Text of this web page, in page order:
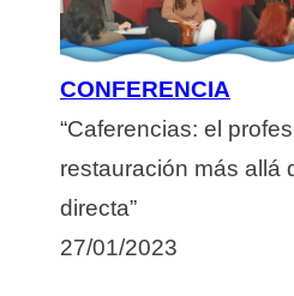
CONFERENCIA
“Caferencias: el
restauración más allá
directa”
27/01/2023